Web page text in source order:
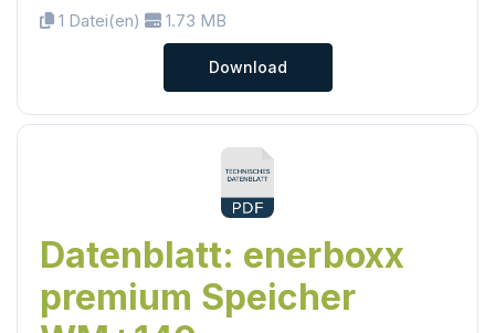
1 Datei(en) 1.73 MB
Download
Datenblatt: enerboxx
premium Speicher